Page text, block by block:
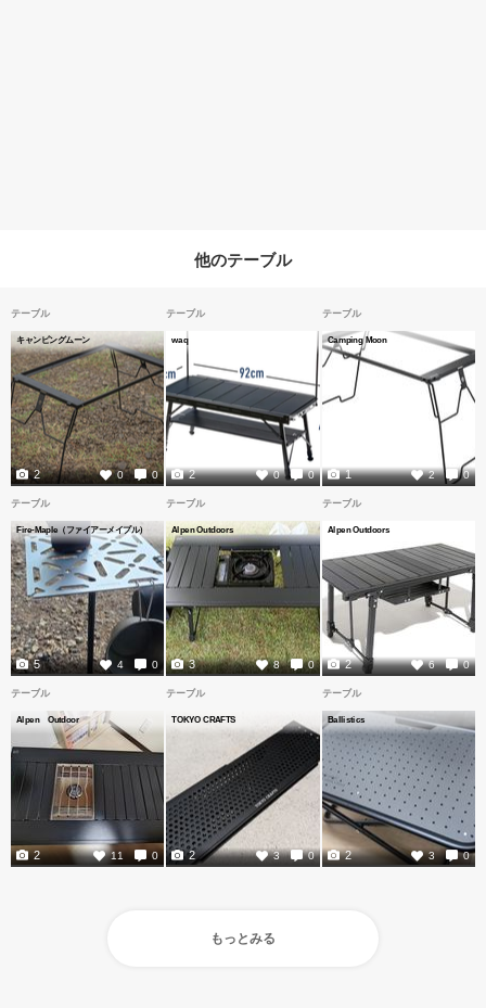
他のテーブル
テーブル
キャンピングムーン
0 0
2
テーブル
waq
0 0
2
テーブル
Camping Moon
2 0
1
テーブル
Fire-Maple（ファイアーメイプル）
4 0
5
テーブル
Alpen Outdoors
8 0
3
テーブル
Alpen Outdoors
6 0
2
テーブル
Alpen Outdoor
11 0
2
テーブル
TOKYO CRAFTS
3 0
2
テーブル
Ballistics
3 0
2
もっとみる